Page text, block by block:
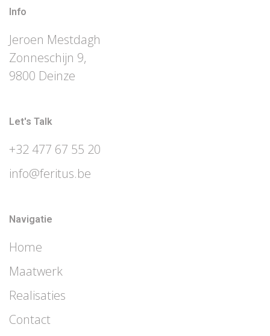
Info
Jeroen Mestdagh
Zonneschijn 9,
9800 Deinze
Let's Talk
+32 477 67 55 20
info@feritus.be
Navigatie
Home
Maatwerk
Realisaties
Contact